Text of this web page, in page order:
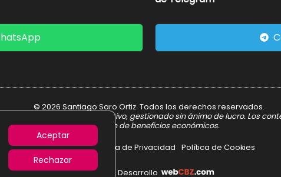
© 2026 Santiago Saro Ortiz. Todos los derechos reservados.
informativo y divulgativo, gestionado sin ánimo de lucro. Los
obtención de beneficios económicos.
Aviso Legal Política de Privacidad Política de Cookies
Diseño & Desarrollo
Aceptar
Rechazar